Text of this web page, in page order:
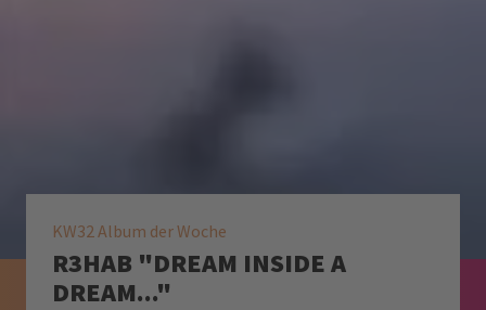
KW32 Album der Woche
R3HAB "DREAM INSIDE A
DREAM..."